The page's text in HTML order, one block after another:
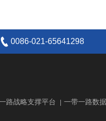
0086-021-65641298
路战略支撑平台 一带一路数